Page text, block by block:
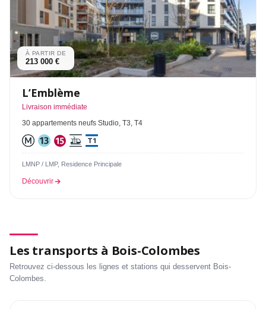
À PARTIR DE
213 000 €
L’Emblème
Livraison immédiate
30 appartements neufs Studio, T3, T4
LMNP / LMP, Residence Principale
Découvrir
Les transports à Bois-Colombes
Retrouvez ci-dessous les lignes et stations qui desservent Bois-
Colombes.